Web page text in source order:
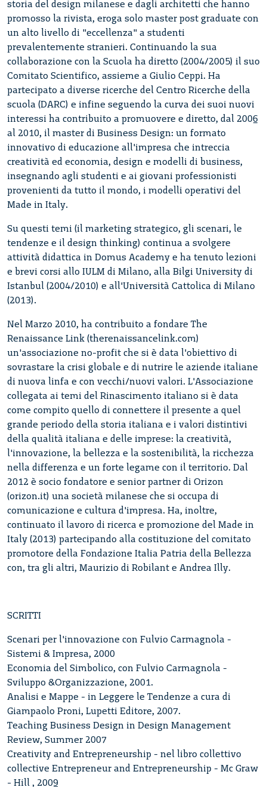
storia del design milanese e dagli architetti che hanno
promosso la rivista, eroga solo master post graduate con
un alto livello di "eccellenza" a studenti
prevalentemente stranieri. Continuando la sua
collaborazione con la Scuola ha diretto (2004/2005) il suo
Comitato Scientifico, assieme a Giulio Ceppi. Ha
partecipato a diverse ricerche del Centro Ricerche della
scuola (DARC) e infine seguendo la curva dei suoi nuovi
interessi ha contribuito a promuovere e diretto, dal 2006
al 2010, il master di Business Design: un formato
innovativo di educazione all'impresa che intreccia
creatività ed economia, design e modelli di business,
insegnando agli studenti e ai giovani professionisti
provenienti da tutto il mondo, i modelli operativi del
Made in Italy.
Su questi temi (il marketing strategico, gli scenari, le
tendenze e il design thinking) continua a svolgere
attività didattica in Domus Academy e ha tenuto lezioni
e brevi corsi allo IULM di Milano, alla Bilgi University di
Istanbul (2004/2010) e all'Università Cattolica di Milano
(2013).
Nel Marzo 2010, ha contribuito a fondare The
Renaissance Link (therenaissancelink.com)
un'associazione no-profit che si è data l'obiettivo di
sovrastare la crisi globale e di nutrire le aziende italiane
di nuova linfa e con vecchi/nuovi valori. L'Associazione
collegata ai temi del Rinascimento italiano si è data
come compito quello di connettere il presente a quel
grande periodo della storia italiana e i valori distintivi
della qualità italiana e delle imprese: la creatività,
l'innovazione, la bellezza e la sostenibilità, la ricchezza
nella differenza e un forte legame con il territorio. Dal
2012 è socio fondatore e senior partner di Orizon
(orizon.it) una società milanese che si occupa di
comunicazione e cultura d'impresa. Ha, inoltre,
continuato il lavoro di ricerca e promozione del Made in
Italy (2013) partecipando alla costituzione del comitato
promotore della Fondazione Italia Patria della Bellezza
con, tra gli altri, Maurizio di Robilant e Andrea Illy.
SCRITTI
Scenari per l'innovazione con Fulvio Carmagnola -
Sistemi & Impresa, 2000
Economia del Simbolico, con Fulvio Carmagnola -
Sviluppo &Organizzazione, 2001.
Analisi e Mappe - in Leggere le Tendenze a cura di
Giampaolo Proni, Lupetti Editore, 2007.
Teaching Business Design in Design Management
Review, Summer 2007
Creativity and Entrepreneurship - nel libro collettivo
collective Entrepreneur and Entrepreneurship - Mc Graw
- Hill , 2009